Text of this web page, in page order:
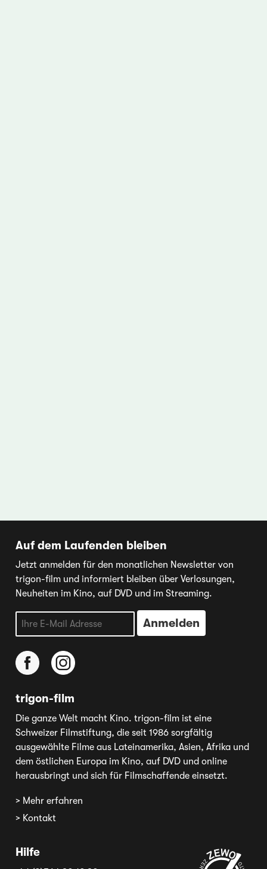
Auf dem Laufenden bleiben
Jetzt anmelden für den monatlichen Newsletter von
trigon-film und informiert bleiben über Verlosungen,
Neuheiten im Kino, auf DVD und im Streaming.
trigon-film
Die ganze Welt macht Kino. trigon-film ist eine
Schweizer Filmstiftung, die seit 1986 sorgfältig
ausgewählte Filme aus Lateinamerika, Asien, Afrika und
dem östlichen Europa im Kino, auf DVD und online
herausbringt und sich für Filmschaffende einsetzt.
> Mehr erfahren
> Kontakt
Hilfe